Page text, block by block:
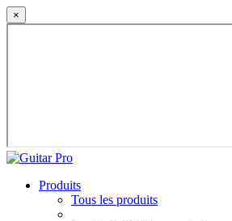
×
Produits
Tous les produits